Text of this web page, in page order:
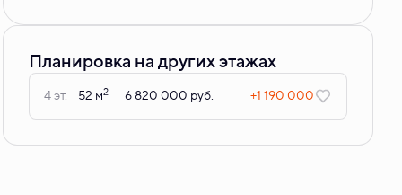
Планировка на других этажах
4 эт. 52 м2 6 820 000 руб. +1 190 000